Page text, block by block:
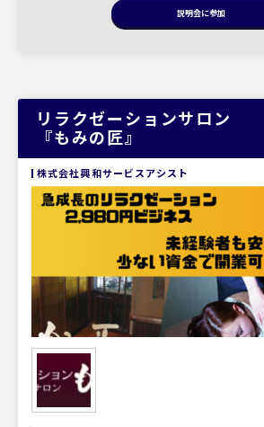
説明会に参加
リラクゼーションサロン
『もみの匠』
株式会社興和サービスアシスト